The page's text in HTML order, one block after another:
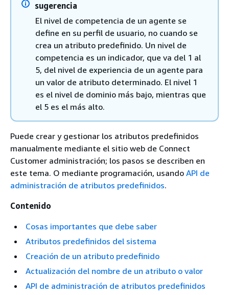
sugerencia
El nivel de competencia de un agente se
define en su perfil de usuario, no cuando se
crea un atributo predefinido. Un nivel de
competencia es un indicador, que va del 1 al
5, del nivel de experiencia de un agente para
un valor de atributo determinado. El nivel 1
es el nivel de dominio más bajo, mientras que
el 5 es el más alto.
Puede crear y gestionar los atributos predefinidos
manualmente mediante el sitio web de Connect
Customer administración; los pasos se describen en
este tema. O mediante programación, usando API de
administración de atributos predefinidos.
Contenido
Cosas importantes que debe saber
Atributos predefinidos del sistema
Creación de un atributo predefinido
Actualización del nombre de un atributo o valor
API de administración de atributos predefinidos